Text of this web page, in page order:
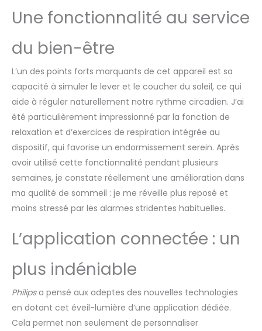
mode Répétition
Une fonctionnalité au service
du bien-être
L’un des points forts marquants de cet appareil est sa
capacité à simuler le lever et le coucher du soleil, ce qui
aide à réguler naturellement notre rythme circadien. J’ai
été particulièrement impressionné par la fonction de
relaxation et d’exercices de respiration intégrée au
dispositif, qui favorise un endormissement serein. Après
avoir utilisé cette fonctionnalité pendant plusieurs
semaines, je constate réellement une amélioration dans
ma qualité de sommeil : je me réveille plus reposé et
moins stressé par les alarmes stridentes habituelles.
L’application connectée : un
plus indéniable
Philipsa pensé aux adeptes des nouvelles technologies
en dotant cet éveil-lumière d’une application dédiée.
Cela permet non seulement de personnaliser